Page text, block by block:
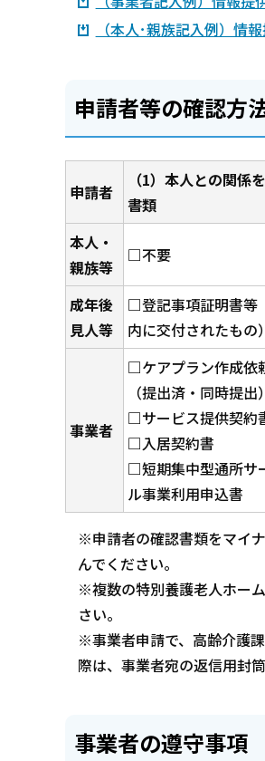
（本人･親族記入例）情
申請者等の確認方
申請者
（1）本人との関係
書類
本人・
親族等
□不要
成年後
見人等
□登記事項証明書等
内に交付されたもの）
事業者
□ケアプラン作成依
（提出済・同時提出）
□サービス提供契約
□入居契約書
□短期集中型通所サ
ル事業利用申込書
※申請者の確認書類をマイ
んでください。
※複数の特別養護老人ホー
さい。
※事業者申請で、高齢介護
際は、事業者宛の返信用封
事業者の遵守事項